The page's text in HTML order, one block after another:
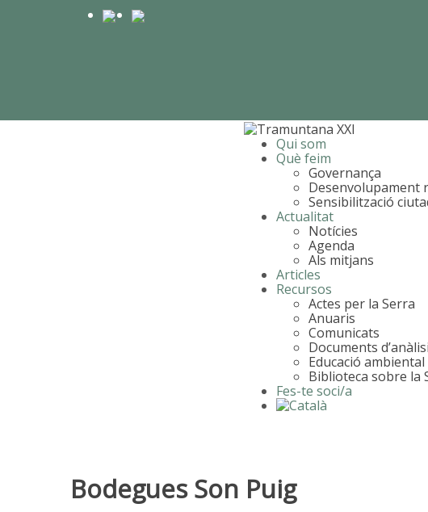
Qui som
Què feim
Governança
Desenvolupament
Sensibilització
Actualitat
Notícies
Agenda
Als mitjans
Articles
Recursos
Actes per la Serra
Anuaris
Comunicats
Documents d’anàlisi
Educació ambiental
Biblioteca sobre la
Fes-te soci/a
Bodegues Son Puig